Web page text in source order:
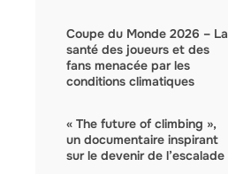
Coupe du Monde 2026 – La
santé des joueurs et des
fans menacée par les
conditions climatiques
« The future of climbing »,
un documentaire inspirant
sur le devenir de l’escalade